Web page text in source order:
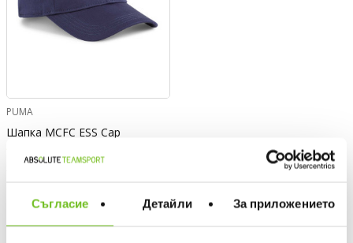
Съгласие Детайли За приложението
PUMA
Шапка MCFC ESS Cap